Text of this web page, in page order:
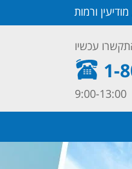
ורמות
עכשיו
1-